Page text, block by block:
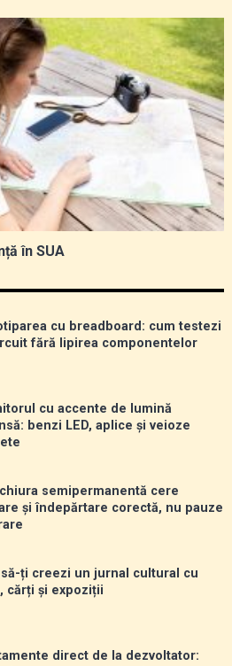
în SUA
cu breadboard: cum testezi
fără lipirea componentelor
cu accente de lumină
benzi LED, aplice și veioze
semipermanentă cere
și îndepărtare corectă, nu pauze
să-ți creezi un jurnal cultural cu
cărți și expoziții
direct de la dezvoltator: